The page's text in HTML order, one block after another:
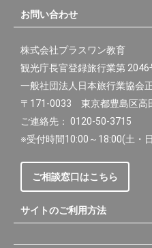
お問い合わせ
株式会社プラスワン教育
観光庁長官登録旅行業第 2046
一般社団法人日本旅行業協会
〒171-0033 東京都豊島区高
ご連絡先： 0120-50-3715
※受付時間10:00～18:00(土・
ご相談窓口はこちら
サイトのご利用方法